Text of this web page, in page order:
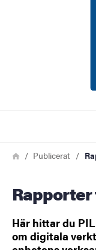
Länkstig
HemPublicerat
Här hittar du
om digitala